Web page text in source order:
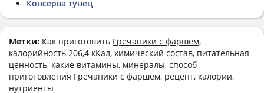
Консерва тунец
Метки: Как приготовить Гречаники с фаршем,
калорийность 206,4 кКал, химический состав, питательная
ценность, какие витамины, минералы, способ
приготовления Гречаники с фаршем, рецепт, калории,
нутриенты